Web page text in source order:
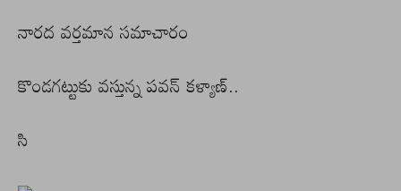
నారద వర్తమాన సమాచారం
కొండగట్టుకు వస్తున్న పవన్ కళ్యాణ్..
సి